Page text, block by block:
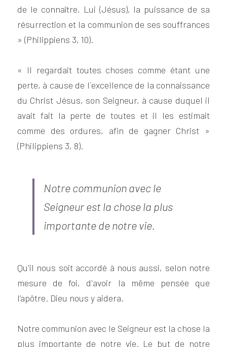
de le connaître, Lui (Jésus), la puissance de sa
résurrection et la communion de ses souffrances
» (Philippiens 3, 10).
« Il regardait toutes choses comme étant une
perte, à cause de l´excellence de la connaissance
du Christ Jésus, son Seigneur, à cause duquel il
avait fait la perte de toutes et il les estimait
comme des ordures, afin de gagner Christ »
(Philippiens 3, 8).
Notre communion avec le
Seigneur est la chose la plus
importante de notre vie​.
Qu'il nous soit accordé à nous aussi, selon notre
mesure de foi, d'avoir la même pensée que
l’apôtre. Dieu nous y aidera.
Notre communion avec le Seigneur est la chose la
plus importante de notre vie. Le but de notre